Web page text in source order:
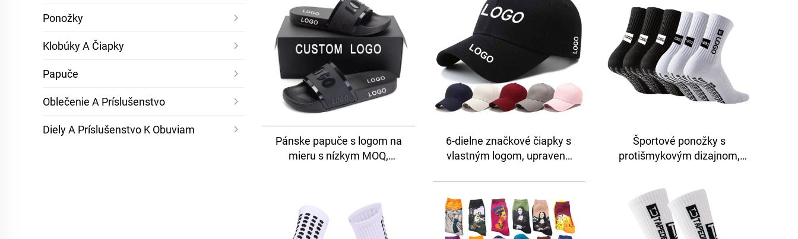
Ponožky
Klobúky A Čiapky
Papuče
Oblečenie A Príslušenstvo
Diely A Príslušenstvo K Obuviam
Pánske papuče s logom na
mieru s nízkym MOQ,
plážové žabky, unisex
6-dielne značkové čiapky s
vlastným logom, upravené
čiapky pre mužov
Športové ponožky s
protišmykovým dizajnom,
vlastným logom, cyklistické
ponožky